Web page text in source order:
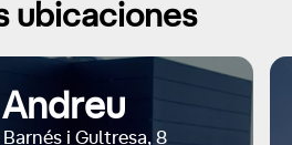
ubicaciones
i Gultresa, 8